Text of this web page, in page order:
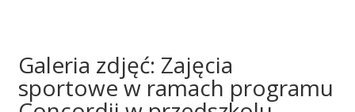
Galeria zdjęć: Zajęcia
sportowe w ramach programu